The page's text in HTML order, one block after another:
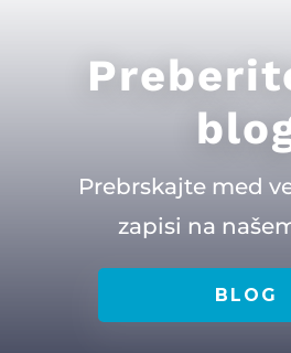
Prebrskajte med
zapisi na
BLOG